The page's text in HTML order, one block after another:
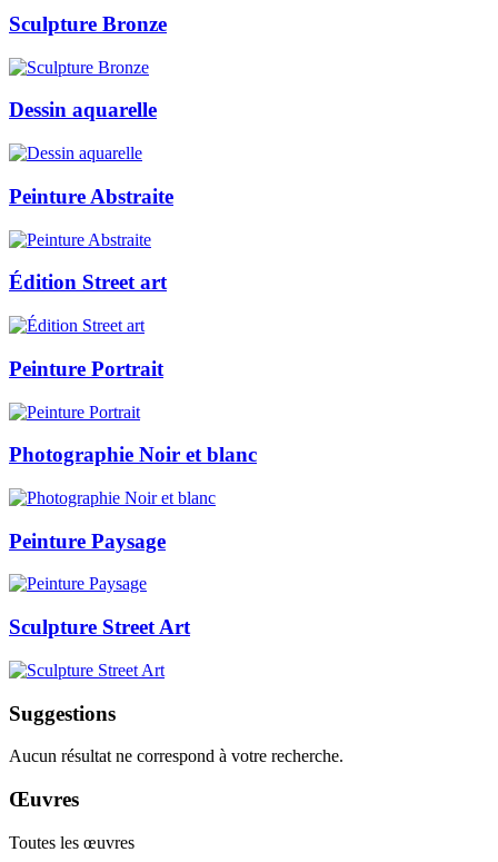
Sculpture Bronze
Dessin aquarelle
Peinture Abstraite
Édition Street art
Peinture Portrait
Photographie Noir et blanc
Peinture Paysage
Sculpture Street Art
Suggestions
Aucun résultat ne correspond à votre recherche.
Œuvres
Toutes les œuvres